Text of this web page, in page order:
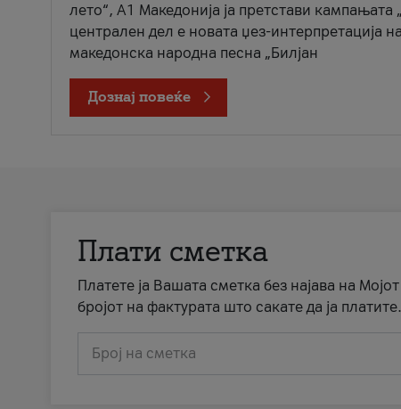
лето“, А1 Македонија ја претстави кампањата
централен дел е новата џез-интерпретација
македонска народна песна „Билјан
Дознај повеќе
Плати сметка
Платете ја Вашата сметка без најава на
бројот на фактурата што сакате да ја платите.
Број на сметка